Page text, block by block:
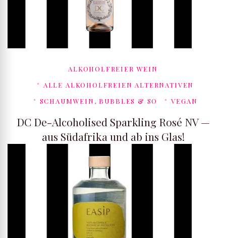
ALKOHOLFREIER WEIN
ALLE ALKOHOLFREIEN ALTERNATIVEN
SCHAUMWEIN, BUBBLES & SO
VEGAN
DC De-Alcoholised Sparkling Rosé NV —
aus Südafrika und ab ins Glas!